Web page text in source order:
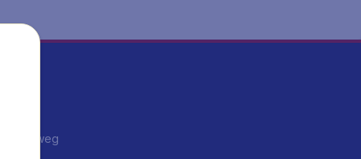
weg